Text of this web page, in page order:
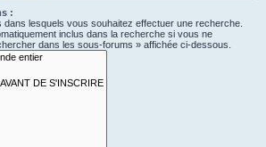
:
dans lesquels vous souhaitez effectuer une recherche.
inclus dans la recherche si vous ne
dans les sous-forums » affichée ci-dessous.